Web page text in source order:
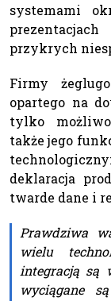
systemami
przykrych
Firmy
opartego na
tylko
także jego
deklaracja
twarde dane i
Prawdziwa
wielu
integracją są
wyciągane